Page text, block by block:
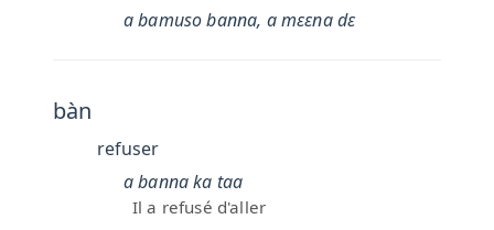
a bamuso banna, a mɛɛna dɛ
bàn
refuser
a banna ka taa
Il a refusé d'aller